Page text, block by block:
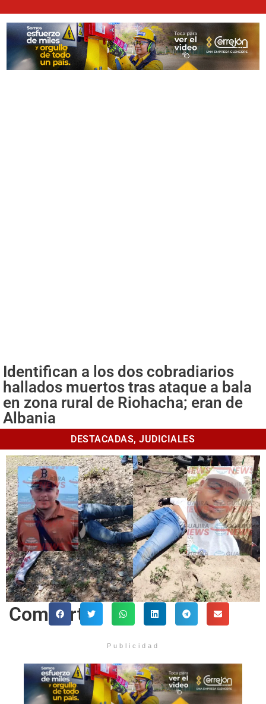
Identifican a los dos cobradiarios
hallados muertos tras ataque a bala
en zona rural de Riohacha; eran de
Albania
DESTACADAS, JUDICIALES
Comparte
Publicidad